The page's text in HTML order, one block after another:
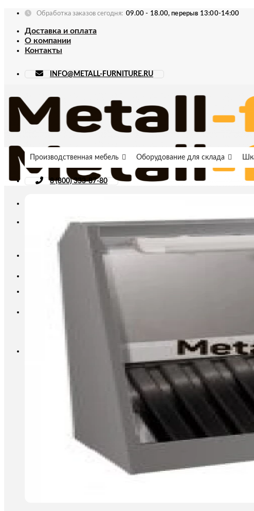
Skip
content
Обработка заказов сегодня: 09.00 - 18.00, перерыв 13:00-14:00
Доставка и оплата
О компании
Контакты
INFO@METALL-FURNITURE.RU
INFO@METALL-FURNITURE.RU
Производственная мебель Оборудование для склада
8 (800) 333-87-80